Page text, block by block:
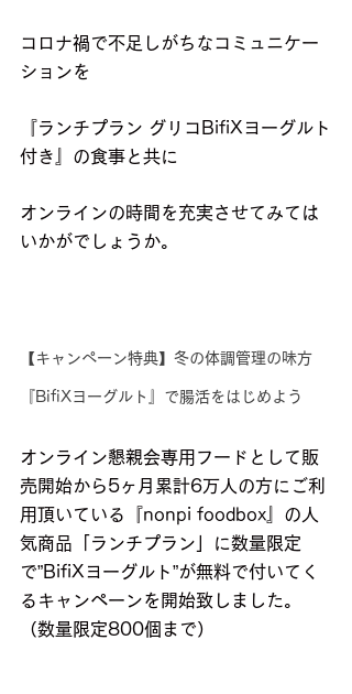
コロナ禍で不足しがちなコミュニケー
ションを
『ランチプラン グリコBifiXヨーグルト
付き』の食事と共に
オンラインの時間を充実させてみては
いかがでしょうか。
【キャンペーン特典】冬の体調管理の味方
『BifiXヨーグルト』で腸活をはじめよう
オンライン懇親会専用フードとして販
売開始から5ヶ月累計6万人の方にご利
用頂いている『nonpi foodbox』の人
気商品「ランチプラン」に数量限定
で”BifiXヨーグルト”が無料で付いてく
るキャンペーンを開始致しました。
（数量限定800個まで）